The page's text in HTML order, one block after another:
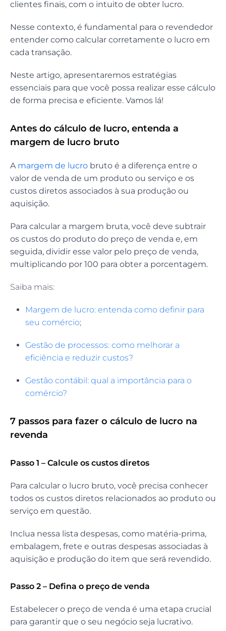
clientes finais, com o intuito de obter lucro.
Nesse contexto, é fundamental para o revendedor
entender como calcular corretamente o lucro em
cada transação.
Neste artigo, apresentaremos estratégias
essenciais para que você possa realizar esse cálculo
de forma precisa e eficiente. Vamos lá!
Antes do cálculo de lucro, entenda a
margem de lucro bruto
A margem de lucro bruto é a diferença entre o
valor de venda de um produto ou serviço e os
custos diretos associados à sua produção ou
aquisição.
Para calcular a margem bruta, você deve subtrair
os custos do produto do preço de venda e, em
seguida, dividir esse valor pelo preço de venda,
multiplicando por 100 para obter a porcentagem.
Saiba mais:
Margem de lucro: entenda como definir para
seu comércio;
Gestão de processos: como melhorar a
eficiência e reduzir custos?
Gestão contábil: qual a importância para o
comércio?
7 passos para fazer o cálculo de lucro na
revenda
Passo 1 – Calcule os custos diretos
Para calcular o lucro bruto, você precisa conhecer
todos os custos diretos relacionados ao produto ou
serviço em questão.
Inclua nessa lista despesas, como matéria-prima,
embalagem, frete e outras despesas associadas à
aquisição e produção do item que será revendido.
Passo 2 – Defina o preço de venda
Estabelecer o preço de venda é uma etapa crucial
para garantir que o seu negócio seja lucrativo.